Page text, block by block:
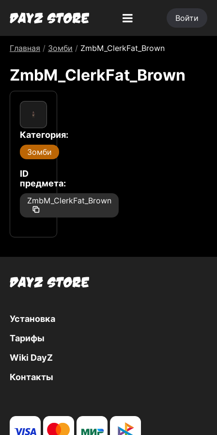
Войти
Главная / Зомби / ZmbM_ClerkFat_Brown
ZmbM_ClerkFat_Brown
Категория:
Зомби
ID
предмета:
ZmbM_ClerkFat_Brown
Установка
Тарифы
Wiki DayZ
Контакты